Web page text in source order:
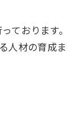
ております
人材の育成